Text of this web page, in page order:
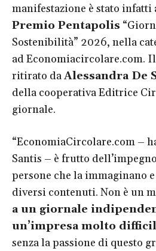
manifestazione è stato infatti
Premio Pentapolis
Sostenibilità” 2026, nella
adEconomiacircolare.com.
ritirato daAlessandra De
della cooperativa Editrice
giornale.
“EconomiaCircolare.com –
Santis – è frutto
persone che la immaginano
diversi contenuti. Non è un
a un giornale
un’impresa molto
senza la passione di questo